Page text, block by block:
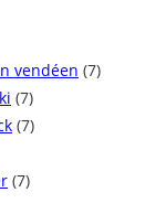
vendéen (7)
(7)
(7)
(7)